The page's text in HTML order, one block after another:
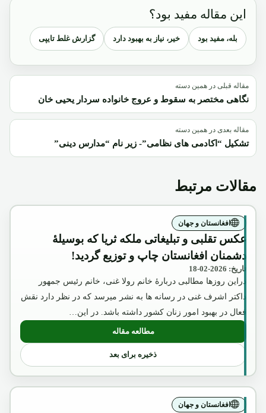
این مقاله مفید بود؟
بله، مفید بود خیر، نیاز به بهبود دارد گزارش غلط تایپی
مقاله قبلی در همین دسته
نگاهی مختصر به سقوط و عروج خانواده سردار یحیی خان
مقاله بعدی در همین دسته
تشکیل “اکادمی های نظامی”- زیر نام “مدارس دینی”
مقالات مرتبط
افغانستان و جهان
عکس تقلبی و تبلیغاتی ملکه ثریا که بوسیلۀ
دشمنان افغانستان چاپ و توزیع گردید!
تاریخ: 2026-02-18
دراین روزها مطالبی دربارۀ خانم رولا غنی، خانم رئیس جمهور
داکتر اشرف غنی در رسانه ها به نشر میرسد که در نظر دارد نقش
فعال در بهبود امور زنان کشور داشته باشد. در این…
مطالعه مقاله: عکس تقلبی و تبلیغاتی ملکه ثریا که
ذخیره برای بعد
افغانستان و جهان